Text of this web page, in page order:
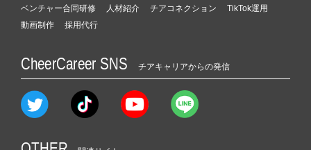
ベンチャー合同研修
人材紹介 チアコネクション
TikTok運用
動画制作
採用代行
CheerCareer SNS チアキャリアからの発信